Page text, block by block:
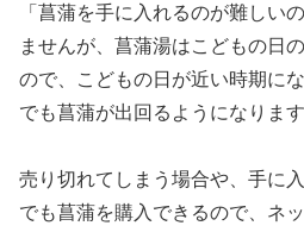
「菖蒲を手に入れるのが難しい
ませんが、菖蒲湯はこどもの日
ので、こどもの日が近い時期に
でも菖蒲が出回るようになります
売り切れてしまう場合や、手に
でも菖蒲を購入できるので、ネ